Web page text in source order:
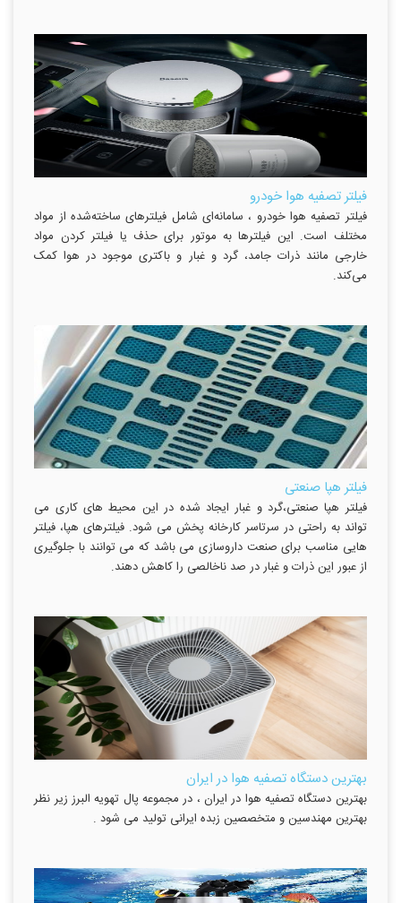
فیلتر تصفیه هوا خودرو
فیلتر تصفیه هوا خودرو ، سامانه‌ای شامل فیلترهای ساخته‌شده از مواد
مختلف است. این فیلترها به موتور برای حذف یا فیلتر کردن مواد
خارجی مانند ذرات جامد، گرد و غبار و باکتری موجود در هوا کمک
می‌کند.
فیلتر هپا صنعتی
فیلتر هپا صنعتی،گرد و غبار ایجاد شده در این محیط های کاری می
تواند به راحتی در سرتاسر کارخانه پخش می شود. فیلترهای هپا، فیلتر
هایی مناسب برای صنعت داروسازی می باشد که می توانند با جلوگیری
از عبور این ذرات و غبار در صد ناخالصی را کاهش دهند.
بهترین دستگاه تصفیه هوا در ایران
بهترین دستگاه تصفیه هوا در ایران ، در مجموعه پال تهویه البرز زیر نظر
بهترین مهندسین و متخصصین زبده ایرانی تولید می شود .